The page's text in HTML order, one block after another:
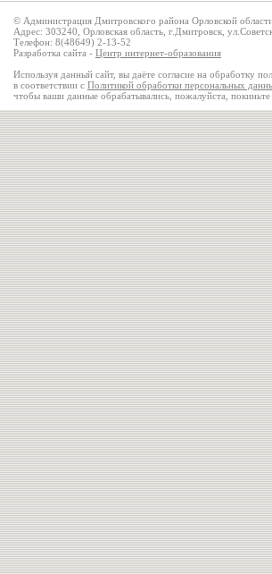
© Администрация Дмитровского района Орловской
Адрес: 303240, Орловская область, г.Дмитровск,
Телефон: 8(48649) 2-13-52
Разработка сайта - Центр интернет-образования
Используя данный сайт, вы даёте согласие на обработку
в соответствии с Политикой обработки персональных
чтобы ваши данные обрабатывались, пожалуйста, покиньте